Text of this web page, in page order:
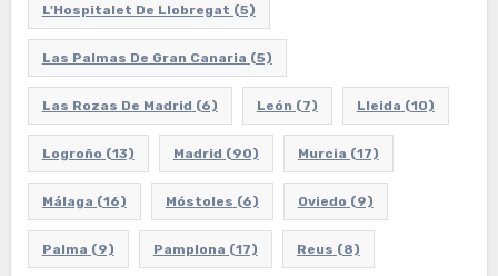
L'Hospitalet De Llobregat (5)
Las Palmas De Gran Canaria (5)
Las Rozas De Madrid (6) León (7) Lleida (10)
Logroño (13) Madrid (90) Murcia (17)
Málaga (16) Móstoles (6) Oviedo (9)
Palma (9) Pamplona (17) Reus (8)